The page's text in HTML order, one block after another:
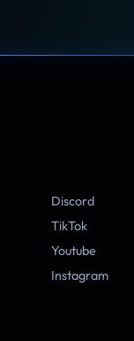
Discord
TikTok
Youtube
Instagram